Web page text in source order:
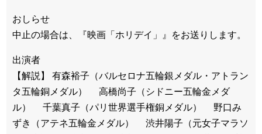
おしらせ
中止の場合は、『映画「ホリデイ」』をお送りします。
出演者
【解説】 有森裕子（バルセロナ五輪銀メダル・アトラン
タ五輪銅メダル） 高橋尚子（シドニー五輪金メダ
ル） 千葉真子（パリ世界選手権銅メダル） 野口み
ずき（アテネ五輪金メダル） 渋井陽子（元女子マラソ